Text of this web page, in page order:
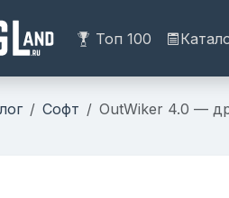
Топ 100
Софт OutWiker 4.0 —